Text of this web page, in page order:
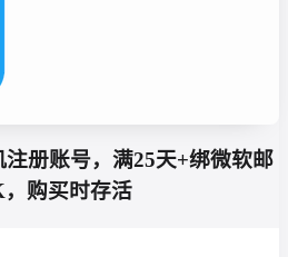
册账号，满25天+绑微软邮
购买时存活